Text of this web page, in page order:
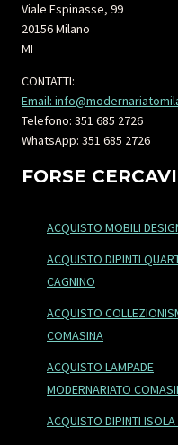
Viale Espinasse, 99
20156 Milano
MI
CONTATTI:
Email:
Telefono: 351 685 2726
WhatsApp: 351 685 2726
FORSE
ACQUISTO MOBILI
ACQUISTO DIPINTI
CAGNINO
ACQUISTO
COMASINA
ACQUISTO LAMPADE
MODERNARIATO
ACQUISTO DIPINTI